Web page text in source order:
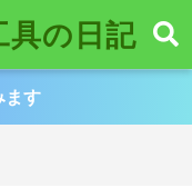
具の日記
ます